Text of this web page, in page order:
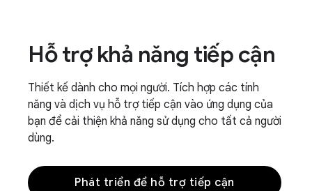
Hỗ trợ khả năng tiếp cận
Thiết kế dành cho mọi người. Tích hợp các tính
năng và dịch vụ hỗ trợ tiếp cận vào ứng dụng của
bạn để cải thiện khả năng sử dụng cho tất cả người
dùng.
Phát triển để hỗ trợ tiếp cận